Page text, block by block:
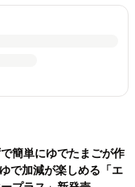
簡単にゆでたまごが作
で加減が楽しめる「エ